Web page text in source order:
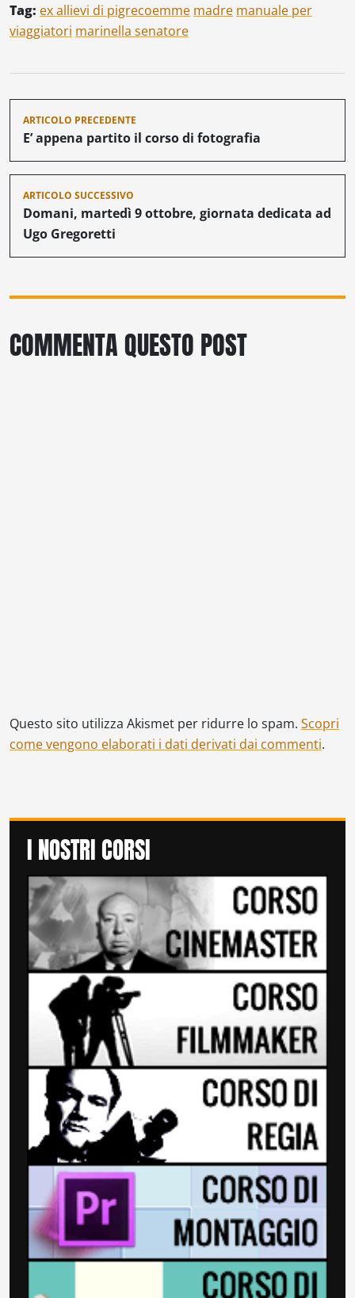
Tag: ex allievi di pigrecoemme madre manuale per
viaggiatori marinella senatore
Navigazione
articoli
ARTICOLO PRECEDENTE
E’ appena partito il corso di fotografia
ARTICOLO SUCCESSIVO
Domani, martedì 9 ottobre, giornata dedicata ad
Ugo Gregoretti
COMMENTA QUESTO POST
Questo sito utilizza Akismet per ridurre lo spam. Scopri
come vengono elaborati i dati derivati dai commenti.
I NOSTRI CORSI